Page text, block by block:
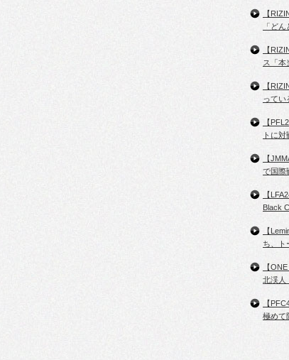
【
「ど
【
ス「本
【
ってい
【
トに
【
で国際
【
Black
【
ち、ト
【
北渓人
【
極めて